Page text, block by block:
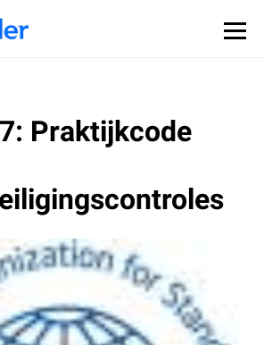
Praktijkcode